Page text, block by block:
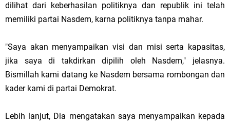
dilihat dari keberhasilan politiknya dan republik ini telah
memiliki partai Nasdem, karna politiknya tanpa mahar.
"Saya akan menyampaikan visi dan misi serta kapasitas,
jika saya di takdirkan dipilih oleh Nasdem," jelasnya.
Bismillah kami datang ke Nasdem bersama rombongan dan
kader kami di partai Demokrat.
Lebih lanjut, Dia mengatakan saya menyampaikan kepada